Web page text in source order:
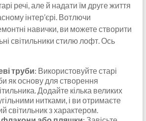
речі, але й надати їм друге життя
інтер’єрі. Вотлючи
навички, ви можете створити
світильники стилю лофт. Ось
труби: Використовуйте старі
як основу для створення
Додайте кілька великих
нитками, і ви отримаєте
світильник з характером.